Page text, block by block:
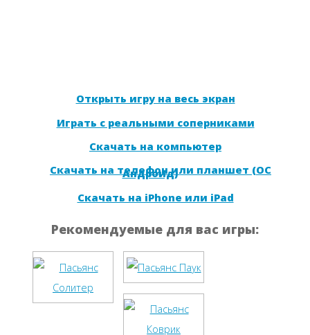
Открыть игру на весь экран
Играть с реальными соперниками
Скачать на компьютер
Скачать на телефон или планшет (ОС
Андроид)
Скачать на iPhone или iPad
Рекомендуемые для вас игры: